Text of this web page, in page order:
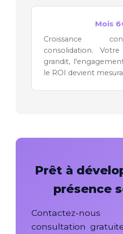
Mois
Croissance
consolidation.
grandit,
le ROI devient
Prêt à
présence
Contactez-
consultation